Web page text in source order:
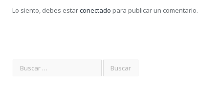
Lo siento, debes estarconectado para publicar un comentario.